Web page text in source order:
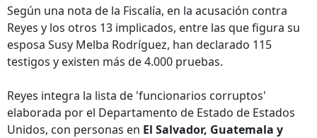
Según una nota de la Fiscalía, en la acusación contra
Reyes y los otros 13 implicados, entre las que figura su
esposa Susy Melba Rodríguez, han declarado 115
testigos y existen más de 4.000 pruebas.
Reyes integra la lista de 'funcionarios corruptos'
elaborada por el Departamento de Estado de Estados
Unidos, con personas en El Salvador, Guatemala y